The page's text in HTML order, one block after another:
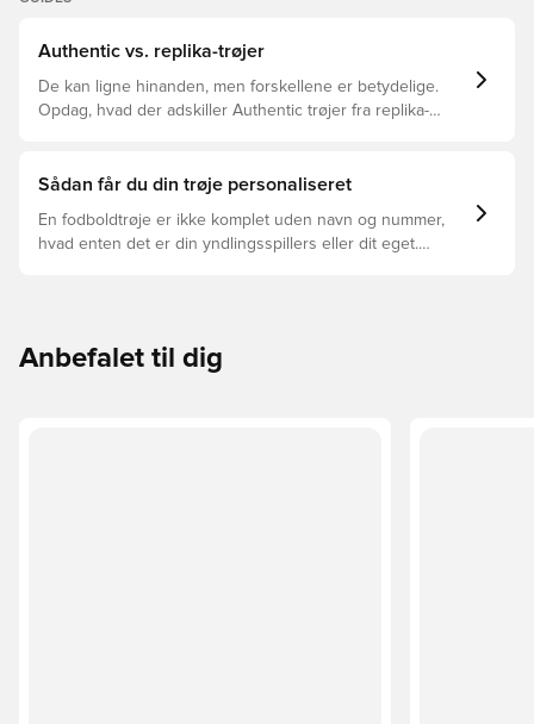
Authentic vs. replika-trøjer
De kan ligne hinanden, men forskellene er betydelige.
Opdag, hvad der adskiller Authentic trøjer fra replika-
Sådan får du din trøje personaliseret
En fodboldtrøje er ikke komplet uden navn og nummer,
hvad enten det er din yndlingsspillers eller dit eget.
Anbefalet til dig